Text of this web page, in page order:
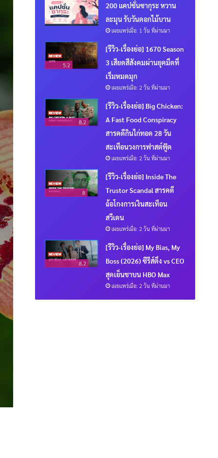
200 แคปชั่นซากุระ หวาน
ละมุน รับวันดอกไม้บาน
เผยแพร่เมื่อ: 1 วัน ที่ผ่านมา
5.2
[รีวิว-เรื่องย่อ] 1670 Season
3 เสียดสีสังคมผ่านยุคมืดที่
เริ่มหมดมุก
เผยแพร่เมื่อ: 2 วัน ที่ผ่านมา
8.2
[รีวิว-เรื่องย่อ] Big Chicken:
A Fast Food Conspiracy
สารคดีกินไก่ทอด 28 วัน
สะเทือนวงการฟาสต์ฟู้ด
เผยแพร่เมื่อ: 2 วัน ที่ผ่านมา
8
[รีวิว-เรื่องย่อ] Inside The
Trustor Scandal สารคดี
ฉ้อโกงการเงินสะเทือน
สวีเดน
เผยแพร่เมื่อ: 2 วัน ที่ผ่านมา
8.2
[รีวิว-เรื่องย่อ] My Bias, My
Boss (2026) ซีรีส์ติ่ง vs CEO
สุดเย็นชาบน HBO Max
เผยแพร่เมื่อ: 2 วัน ที่ผ่านมา